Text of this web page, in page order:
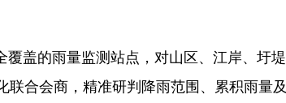
盖的雨量监测站点，对山区、江岸、圩堤
合会商，精准研判降雨范围、累积雨量及